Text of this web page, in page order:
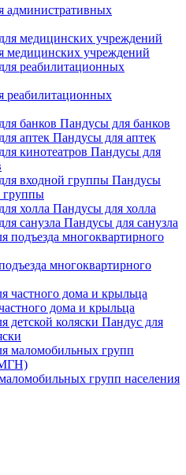
административных
медицинских учреждений
реабилитационных
Пандусы для банков
Пандусы для аптек
Пандусы для
Пандусы
группы
Пандусы для холла
Пандусы для санузла
многоквартирного
дома и крыльца
Пандус для
групп населения